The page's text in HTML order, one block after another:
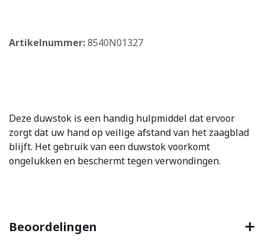
Artikelnummer:8540N01327
Deze duwstok is een handig hulpmiddel dat ervoor
zorgt dat uw hand op veilige afstand van het zaagblad
blijft. Het gebruik van een duwstok voorkomt
ongelukken en beschermt tegen verwondingen.
Beoordelingen